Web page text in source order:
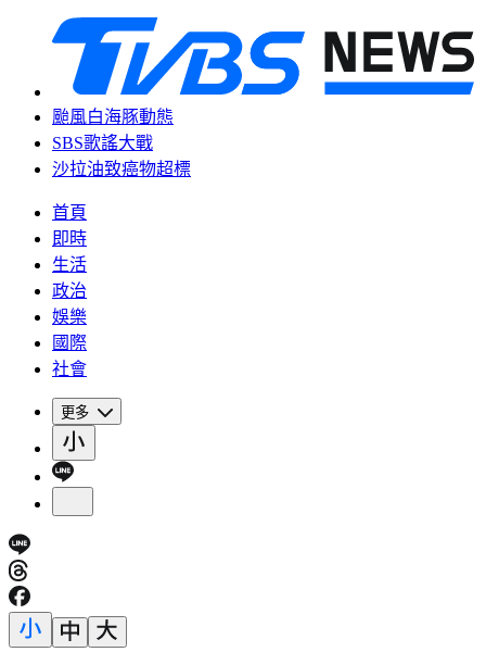
颱風白海豚動態
SBS歌謠大戰
沙拉油致癌物超標
首頁
即時
生活
政治
娛樂
國際
社會
更多